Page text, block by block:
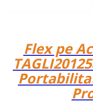
Flex pe